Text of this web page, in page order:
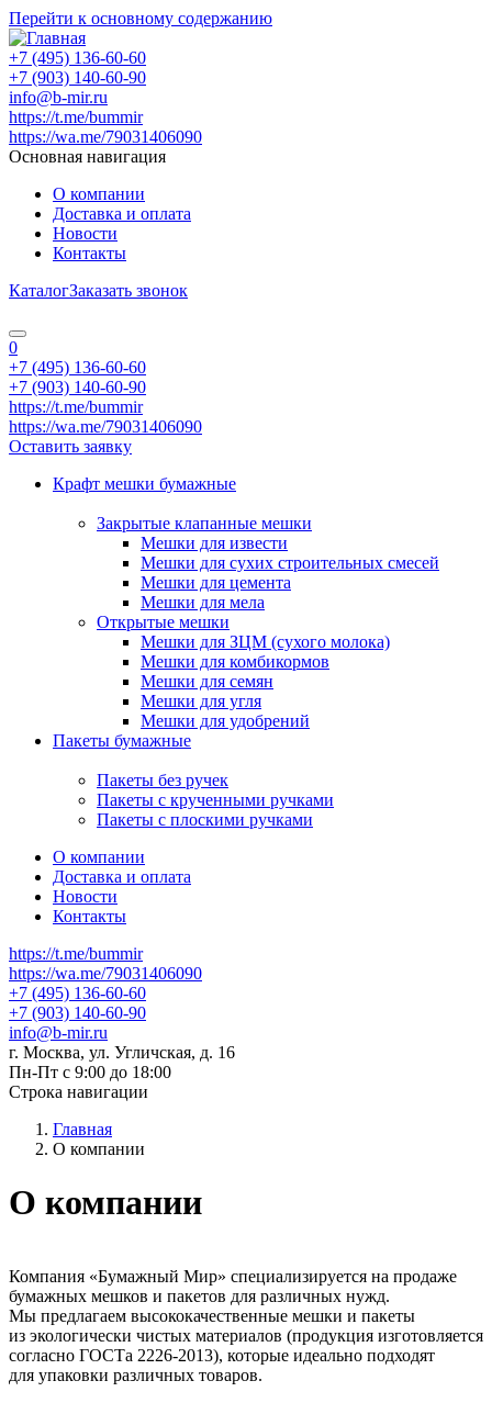
Перейти к основному содержанию
+7 (495) 136-60-60
+7 (903) 140-60-90
info@b-mir.ru
https://t.me/bummir
https://wa.me/79031406090
Основная навигация
О компании
Доставка и оплата
Новости
Контакты
КаталогЗаказать звонок
0
+7 (495) 136-60-60
+7 (903) 140-60-90
https://t.me/bummir
https://wa.me/79031406090
Оставить заявку
Крафт мешки бумажные
Закрытые клапанные мешки
Мешки для извести
Мешки для сухих строительных смесей
Мешки для цемента
Мешки для мела
Открытые мешки
Мешки для ЗЦМ (сухого молока)
Мешки для комбикормов
Мешки для семян
Мешки для угля
Мешки для удобрений
Пакеты бумажные
Пакеты без ручек
Пакеты с крученными ручками
Пакеты с плоскими ручками
О компании
Доставка и оплата
Новости
Контакты
https://t.me/bummir
https://wa.me/79031406090
+7 (495) 136-60-60
+7 (903) 140-60-90
info@b-mir.ru
г. Москва, ул. Угличская, д. 16
Пн-Пт с 9:00 до 18:00
Строка навигации
Главная
О компании
О компании
Компания «Бумажный Мир» специализируется на продаже
бумажных мешков и пакетов для различных нужд.
Мы предлагаем высококачественные мешки и пакеты
из экологически чистых материалов (продукция изготовляется
согласно ГОСТа 2226-2013), которые идеально подходят
для упаковки различных товаров.